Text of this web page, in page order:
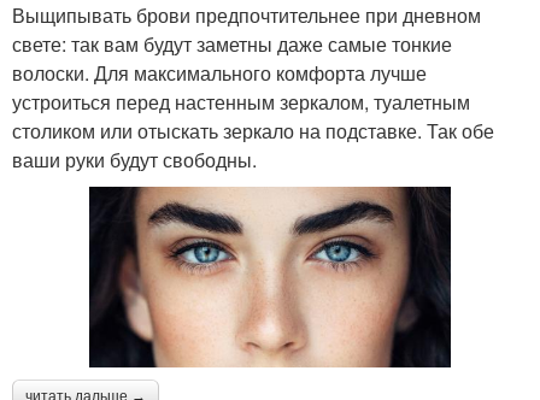
Выщипывать брови предпочтительнее при дневном
свете: так вам будут заметны даже самые тонкие
волоски. Для максимального комфорта лучше
устроиться перед настенным зеркалом, туалетным
столиком или отыскать зеркало на подставке. Так обе
ваши руки будут свободны.
читать дальше →